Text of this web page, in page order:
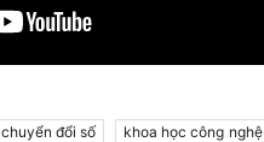
chuyển đổi số khoa học công nghệ